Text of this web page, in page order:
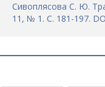
Сивоплясова С. Ю.
11, № 1. С. 181-197.